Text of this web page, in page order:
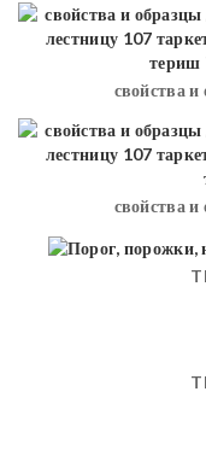
свойства
свойства